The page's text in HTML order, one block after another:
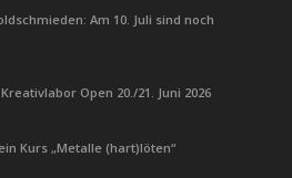
Am 10. Juli sind noch
Open 20./21. Juni 2026
Kurs „Metalle (hart)löten“